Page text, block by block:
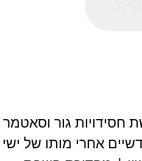
חסידויות גור וסאטמר
אחרי מותו של ישי